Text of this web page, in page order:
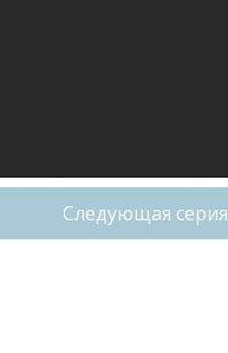
Следующая серия